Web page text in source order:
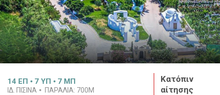
14 ΕΠ 7 ΥΠ 7 ΜΠ
ΙΔ. ΠΙΣΊΝΑ ΠΑΡΑΛΊΑ: 700M
Κατόπιν
αίτησης